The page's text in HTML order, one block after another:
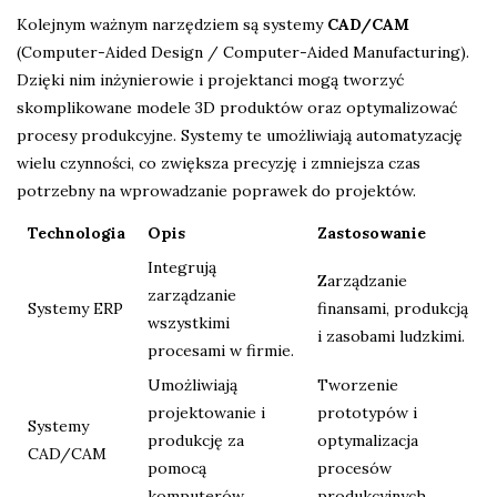
Kolejnym ważnym narzędziem są systemy CAD/CAM
(Computer-Aided Design / Computer-Aided Manufacturing).
Dzięki nim inżynierowie i projektanci mogą tworzyć
skomplikowane modele 3D produktów oraz optymalizować
procesy produkcyjne. Systemy te umożliwiają automatyzację
wielu czynności, co zwiększa precyzję i zmniejsza czas
potrzebny na wprowadzanie poprawek do projektów.
Technologia Opis Zastosowanie
Systemy ERP
Integrują
zarządzanie
wszystkimi
procesami w firmie.
Zarządzanie
finansami, produkcją
i zasobami ludzkimi.
Systemy
CAD/CAM
Umożliwiają
projektowanie i
produkcję za
pomocą
Tworzenie
prototypów i
optymalizacja
procesów